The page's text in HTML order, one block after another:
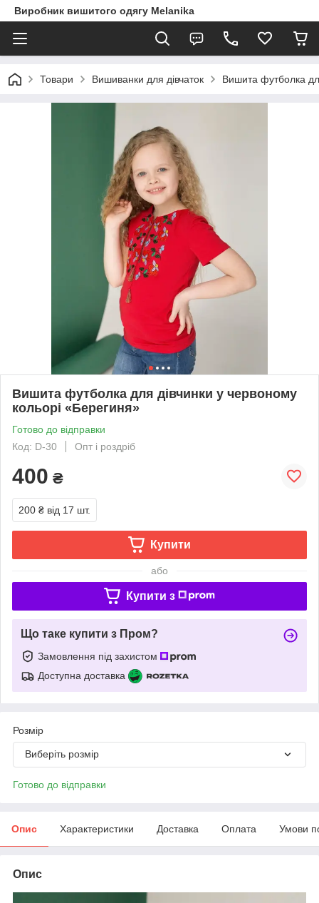
Виробник вишитого одягу Melanika
Товари Вишиванки для дівчаток Вишита футболка
Вишита футболка для дівчинки у червоному
кольорі «Берегиня»
Готово до відправки
Код: D-30
Опт і роздріб
400 ₴
200 ₴ від 17 шт.
Купити
або
Купити з
Що таке купити з Пром?
Замовлення під захистом
Доступна доставка
Розмір
Виберіть розмір
Готово до відправки
Опис Характеристики Доставка Оплата Умови
Опис